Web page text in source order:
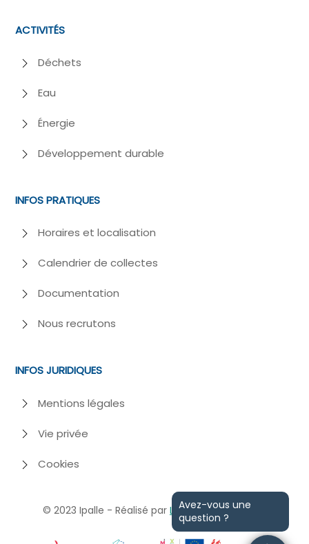
ACTIVITÉS
Déchets
Eau
Énergie
Développement durable
INFOS PRATIQUES
Horaires et localisation
Calendrier de collectes
Documentation
Nous recrutons
INFOS JURIDIQUES
Mentions légales
Vie privée
Cookies
© 2023 Ipalle - Réalisé par LosfeldetWebiome
Avez-vous une
question ?